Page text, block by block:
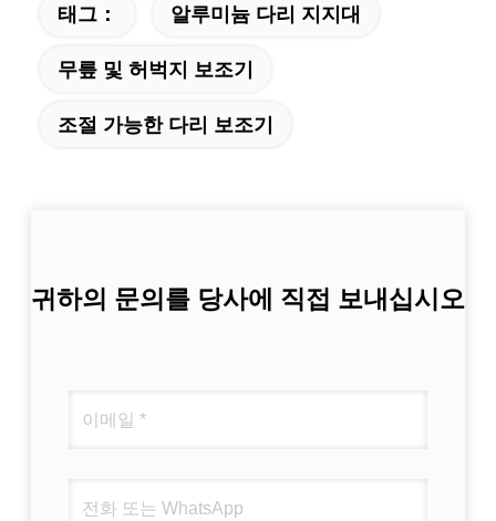
태그： 알루미늄 다리 지지대
무릎 및 허벅지 보조기
조절 가능한 다리 보조기
귀하의 문의를 당사에 직접 보내십시오